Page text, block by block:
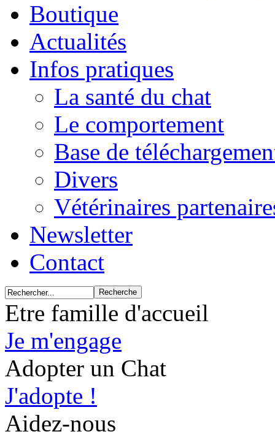
Boutique
Actualités
Infos pratiques
La santé du chat
Le comportement
Base de
Divers
Vétérinaires
Newsletter
Contact
Etre famille d'accueil
Je m'engage
Adopter un Chat
J'adopte !
Aidez-nous